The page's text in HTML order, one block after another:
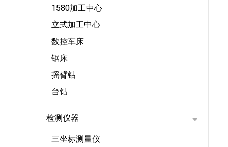
1580加工中心
立式加工中心
数控车床
锯床
摇臂钻
台钻
检测仪器
三坐标测量仪